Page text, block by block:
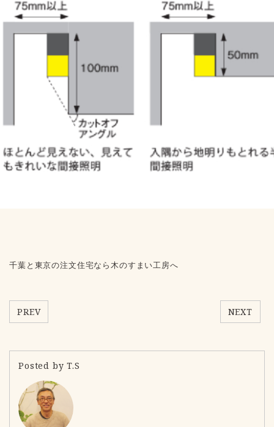
千葉と東京の注文住宅なら木のすまい工房へ
PREV NEXT
Posted by T.S